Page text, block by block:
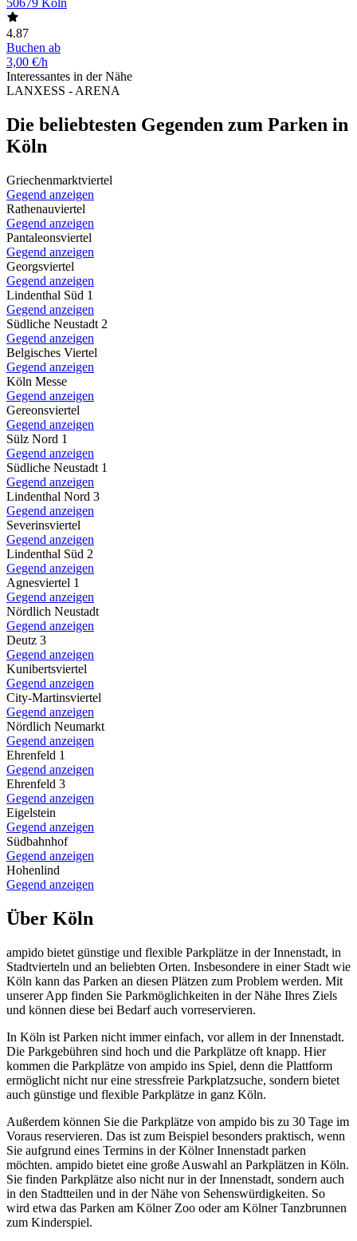
50679 Köln
4.87
Buchen ab
3,00 €/h
Interessantes in der Nähe
LANXESS - ARENA
Die beliebtesten Gegenden zum Parken in
Köln
Griechenmarktviertel
Gegend anzeigen
Rathenauviertel
Gegend anzeigen
Pantaleonsviertel
Gegend anzeigen
Georgsviertel
Gegend anzeigen
Lindenthal Süd 1
Gegend anzeigen
Südliche Neustadt 2
Gegend anzeigen
Belgisches Viertel
Gegend anzeigen
Köln Messe
Gegend anzeigen
Gereonsviertel
Gegend anzeigen
Sülz Nord 1
Gegend anzeigen
Südliche Neustadt 1
Gegend anzeigen
Lindenthal Nord 3
Gegend anzeigen
Severinsviertel
Gegend anzeigen
Lindenthal Süd 2
Gegend anzeigen
Agnesviertel 1
Gegend anzeigen
Nördlich Neustadt
Gegend anzeigen
Deutz 3
Gegend anzeigen
Kunibertsviertel
Gegend anzeigen
City-Martinsviertel
Gegend anzeigen
Nördlich Neumarkt
Gegend anzeigen
Ehrenfeld 1
Gegend anzeigen
Ehrenfeld 3
Gegend anzeigen
Eigelstein
Gegend anzeigen
Südbahnhof
Gegend anzeigen
Hohenlind
Gegend anzeigen
Über Köln
ampido bietet günstige und flexible Parkplätze in der Innenstadt, in
Stadtvierteln und an beliebten Orten. Insbesondere in einer Stadt wie
Köln kann das Parken an diesen Plätzen zum Problem werden. Mit
unserer App finden Sie Parkmöglichkeiten in der Nähe Ihres Ziels
und können diese bei Bedarf auch vorreservieren.
In Köln ist Parken nicht immer einfach, vor allem in der Innenstadt.
Die Parkgebühren sind hoch und die Parkplätze oft knapp. Hier
kommen die Parkplätze von ampido ins Spiel, denn die Plattform
ermöglicht nicht nur eine stressfreie Parkplatzsuche, sondern bietet
auch günstige und flexible Parkplätze in ganz Köln.
Außerdem können Sie die Parkplätze von ampido bis zu 30 Tage im
Voraus reservieren. Das ist zum Beispiel besonders praktisch, wenn
Sie aufgrund eines Termins in der Kölner Innenstadt parken
möchten. ampido bietet eine große Auswahl an Parkplätzen in Köln.
Sie finden Parkplätze also nicht nur in der Innenstadt, sondern auch
in den Stadtteilen und in der Nähe von Sehenswürdigkeiten. So
wird etwa das Parken am Kölner Zoo oder am Kölner Tanzbrunnen
zum Kinderspiel.